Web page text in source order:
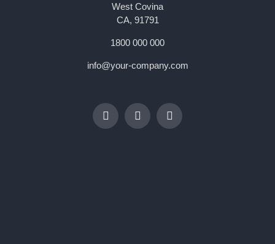
West Covina
CA, 91791
1800 000 000
info@your-company.com